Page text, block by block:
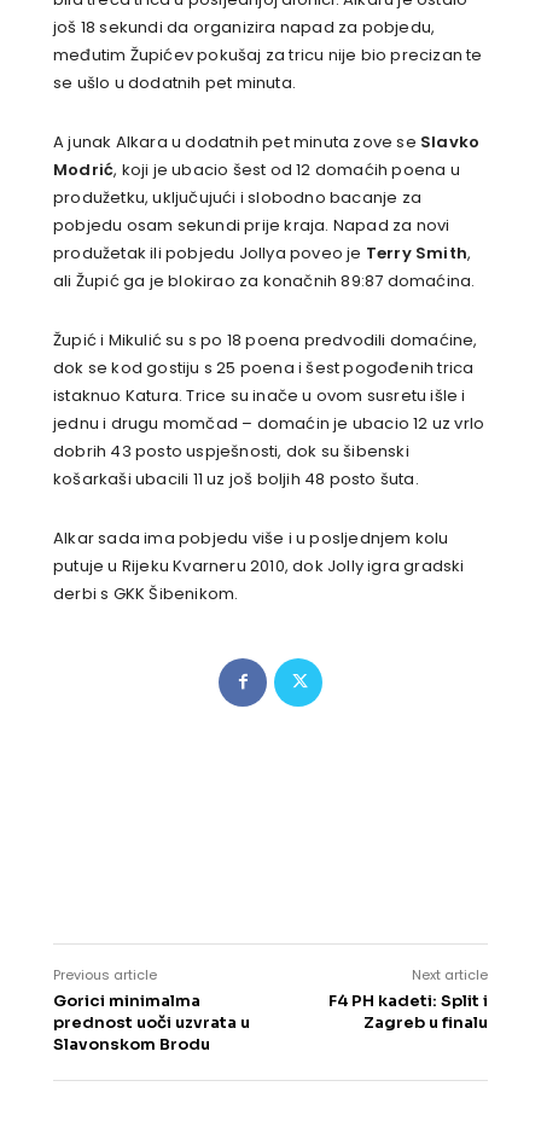
još 18 sekundi da organizira napad za pobjedu,
međutim Župićev pokušaj za tricu nije bio precizan te
se ušlo u dodatnih pet minuta.
A junak Alkara u dodatnih pet minuta zove se Slavko
Modrić, koji je ubacio šest od 12 domaćih poena u
produžetku, uključujući i slobodno bacanje za
pobjedu osam sekundi prije kraja. Napad za novi
produžetak ili pobjedu Jollya poveo je Terry Smith,
ali Župić ga je blokirao za konačnih 89:87 domaćina.
Župić i Mikulić su s po 18 poena predvodili domaćine,
dok se kod gostiju s 25 poena i šest pogođenih trica
istaknuo Katura. Trice su inače u ovom susretu išle i
jednu i drugu momčad – domaćin je ubacio 12 uz vrlo
dobrih 43 posto uspješnosti, dok su šibenski
košarkaši ubacili 11 uz još boljih 48 posto šuta.
Alkar sada ima pobjedu više i u posljednjem kolu
putuje u Rijeku Kvarneru 2010, dok Jolly igra gradski
derbi s GKK Šibenikom.
Previous article
Gorici minimalma
prednost uoči uzvrata u
Slavonskom Brodu
Next article
F4 PH kadeti: Split i
Zagreb u finalu